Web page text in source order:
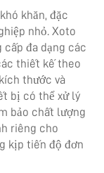
khăn, đặc
nhỏ. Xoto
đa dạng các
thiết kế theo
thước và
bị có thể xử lý
bảo chất lượng
riêng cho
kịp tiến độ đơn